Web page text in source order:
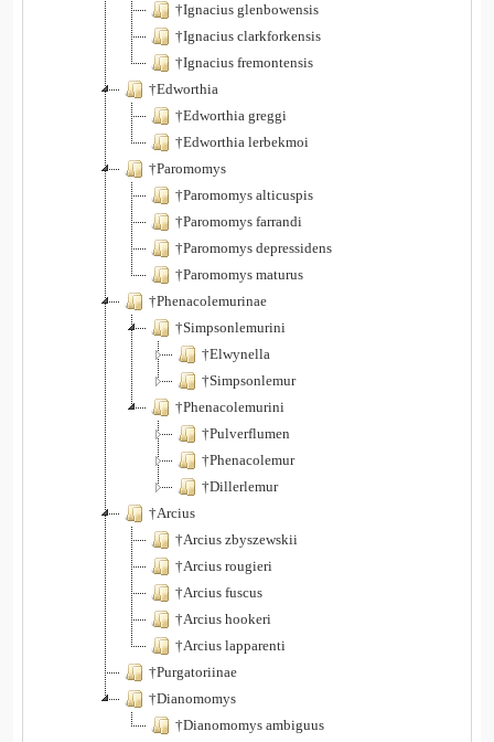
†Ignacius glenbowensis
†Ignacius clarkforkensis
†Ignacius fremontensis
†Edworthia
†Edworthia greggi
†Edworthia lerbekmoi
†Paromomys
†Paromomys alticuspis
†Paromomys farrandi
†Paromomys depressidens
†Paromomys maturus
†Phenacolemurinae
†Simpsonlemurini
†Elwynella
†Simpsonlemur
†Phenacolemurini
†Pulverflumen
†Phenacolemur
†Dillerlemur
†Arcius
†Arcius zbyszewskii
†Arcius rougieri
†Arcius fuscus
†Arcius hookeri
†Arcius lapparenti
†Purgatoriinae
†Dianomomys
†Dianomomys ambiguus